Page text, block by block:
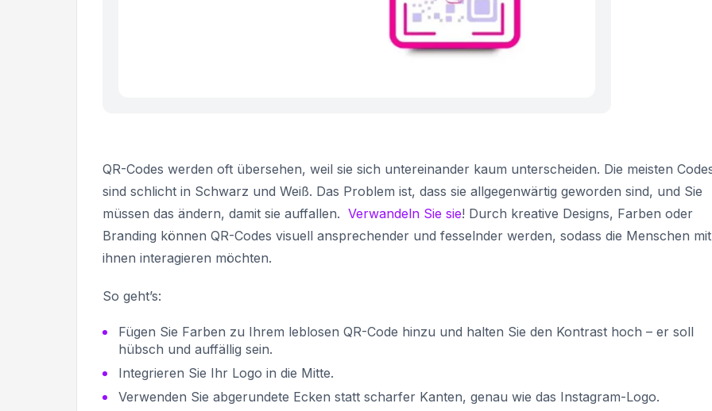
QR-Codes werden oft übersehen, weil sie sich untereinander kaum unterscheiden. Die meisten
sind schlicht in Schwarz und Weiß. Das Problem ist, dass sie allgegenwärtig geworden sind, und Sie
müssen das ändern, damit sie auffallen. Verwandeln Sie sie! Durch kreative Designs, Farben oder
Branding können QR-Codes visuell ansprechender und fesselnder werden, sodass die Menschen mit
ihnen interagieren möchten.
So geht’s:
Fügen Sie Farben zu Ihrem leblosen QR-Code hinzu und halten Sie den Kontrast hoch – er soll
hübsch und auffällig sein.
Integrieren Sie Ihr Logo in die Mitte.
Verwenden Sie abgerundete Ecken statt scharfer Kanten, genau wie das Instagram-Logo.